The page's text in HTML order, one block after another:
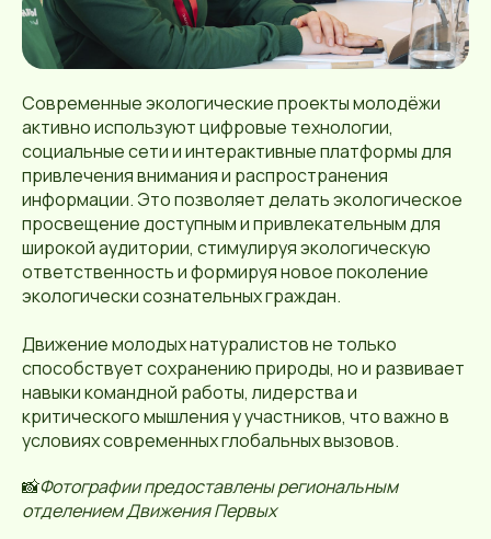
Современные экологические проекты молодёжи
активно используют цифровые технологии,
социальные сети и интерактивные платформы для
привлечения внимания и распространения
информации. Это позволяет делать экологическое
просвещение доступным и привлекательным для
широкой аудитории, стимулируя экологическую
ответственность и формируя новое поколение
экологически сознательных граждан.
Движение молодых натуралистов не только
способствует сохранению природы, но и развивает
навыки командной работы, лидерства и
критического мышления у участников, что важно в
условиях современных глобальных вызовов.
📸Фотографии предоставлены региональным
отделением Движения Первых